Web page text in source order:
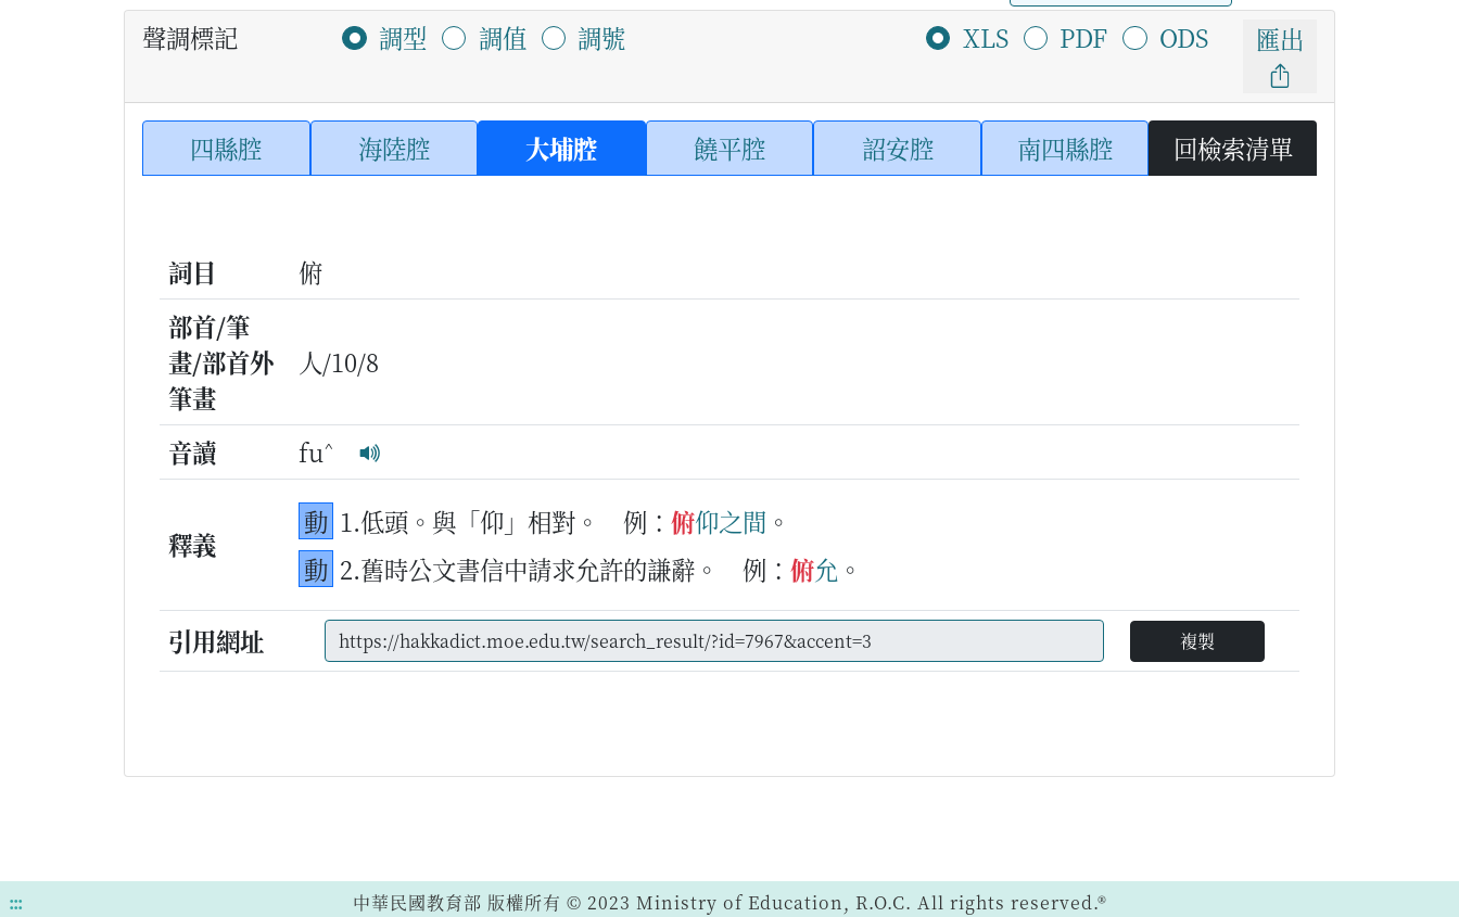
聲調標記 調型 調值 調號 XLS PDF ODS 匯出
四縣腔 海陸腔 大埔腔 饒平腔 詔安腔 南四縣腔 回檢索清單
詞目
俯
部首/筆
畫/部首外
筆畫
人/10/8
音讀 fu^
釋義
動 1.低頭。與「仰」相對。 例： 俯仰之間 。
動 2.舊時公文書信中請求允許的謙辭。 例： 俯允 。
引用網址 複製
:::
中華民國教育部 版權所有 © 2023 Ministry of Education, R.O.C. All rights reserved.®